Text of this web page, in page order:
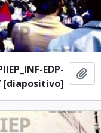
EDP-
[diapositivo]